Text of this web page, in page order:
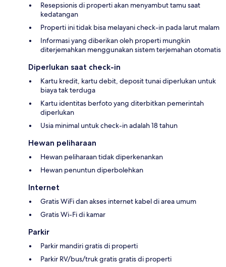
Resepsionis di properti akan menyambut tamu saat
kedatangan
Properti ini tidak bisa melayani check-in pada larut malam
Informasi yang diberikan oleh properti mungkin
diterjemahkan menggunakan sistem terjemahan otomatis
Diperlukan saat check-in
Kartu kredit, kartu debit, deposit tunai diperlukan untuk
biaya tak terduga
Kartu identitas berfoto yang diterbitkan pemerintah
diperlukan
Usia minimal untuk check-in adalah 18 tahun
Hewan peliharaan
Hewan peliharaan tidak diperkenankan
Hewan penuntun diperbolehkan
Internet
Gratis WiFi dan akses internet kabel di area umum
Gratis Wi-Fi di kamar
Parkir
Parkir mandiri gratis di properti
Parkir RV/bus/truk gratis gratis di properti